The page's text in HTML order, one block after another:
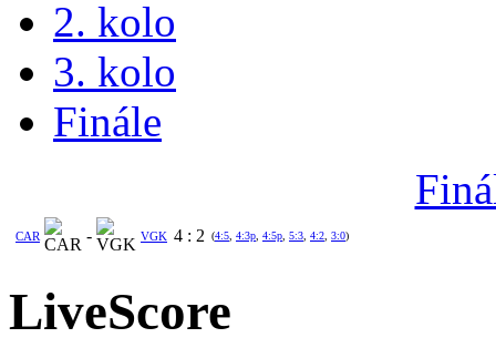
2. kolo
3. kolo
Finále
CAR - VGK 4 : 2 (4:5 4:3p 4:5p 5:3 4:2 3:0)
LiveScore